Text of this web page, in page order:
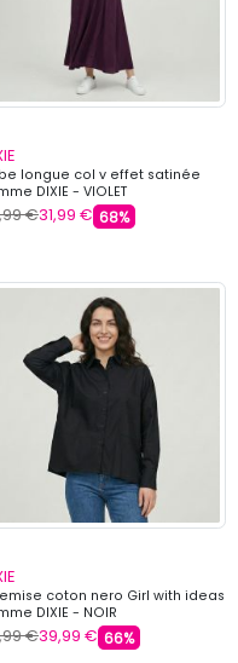
longue col v effet satinée
DIXIE - VIOLET
€31,99 € 68%
coton nero Girl with ideas
DIXIE - NOIR
€39,99 € 66%